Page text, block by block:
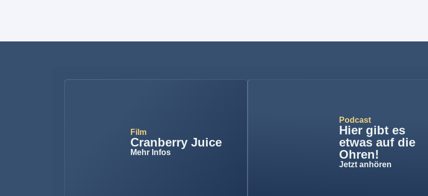
Film
Cranberry Juice
Mehr Infos
Podcast
Hier gibt es
etwas auf die
Ohren!
Jetzt anhören